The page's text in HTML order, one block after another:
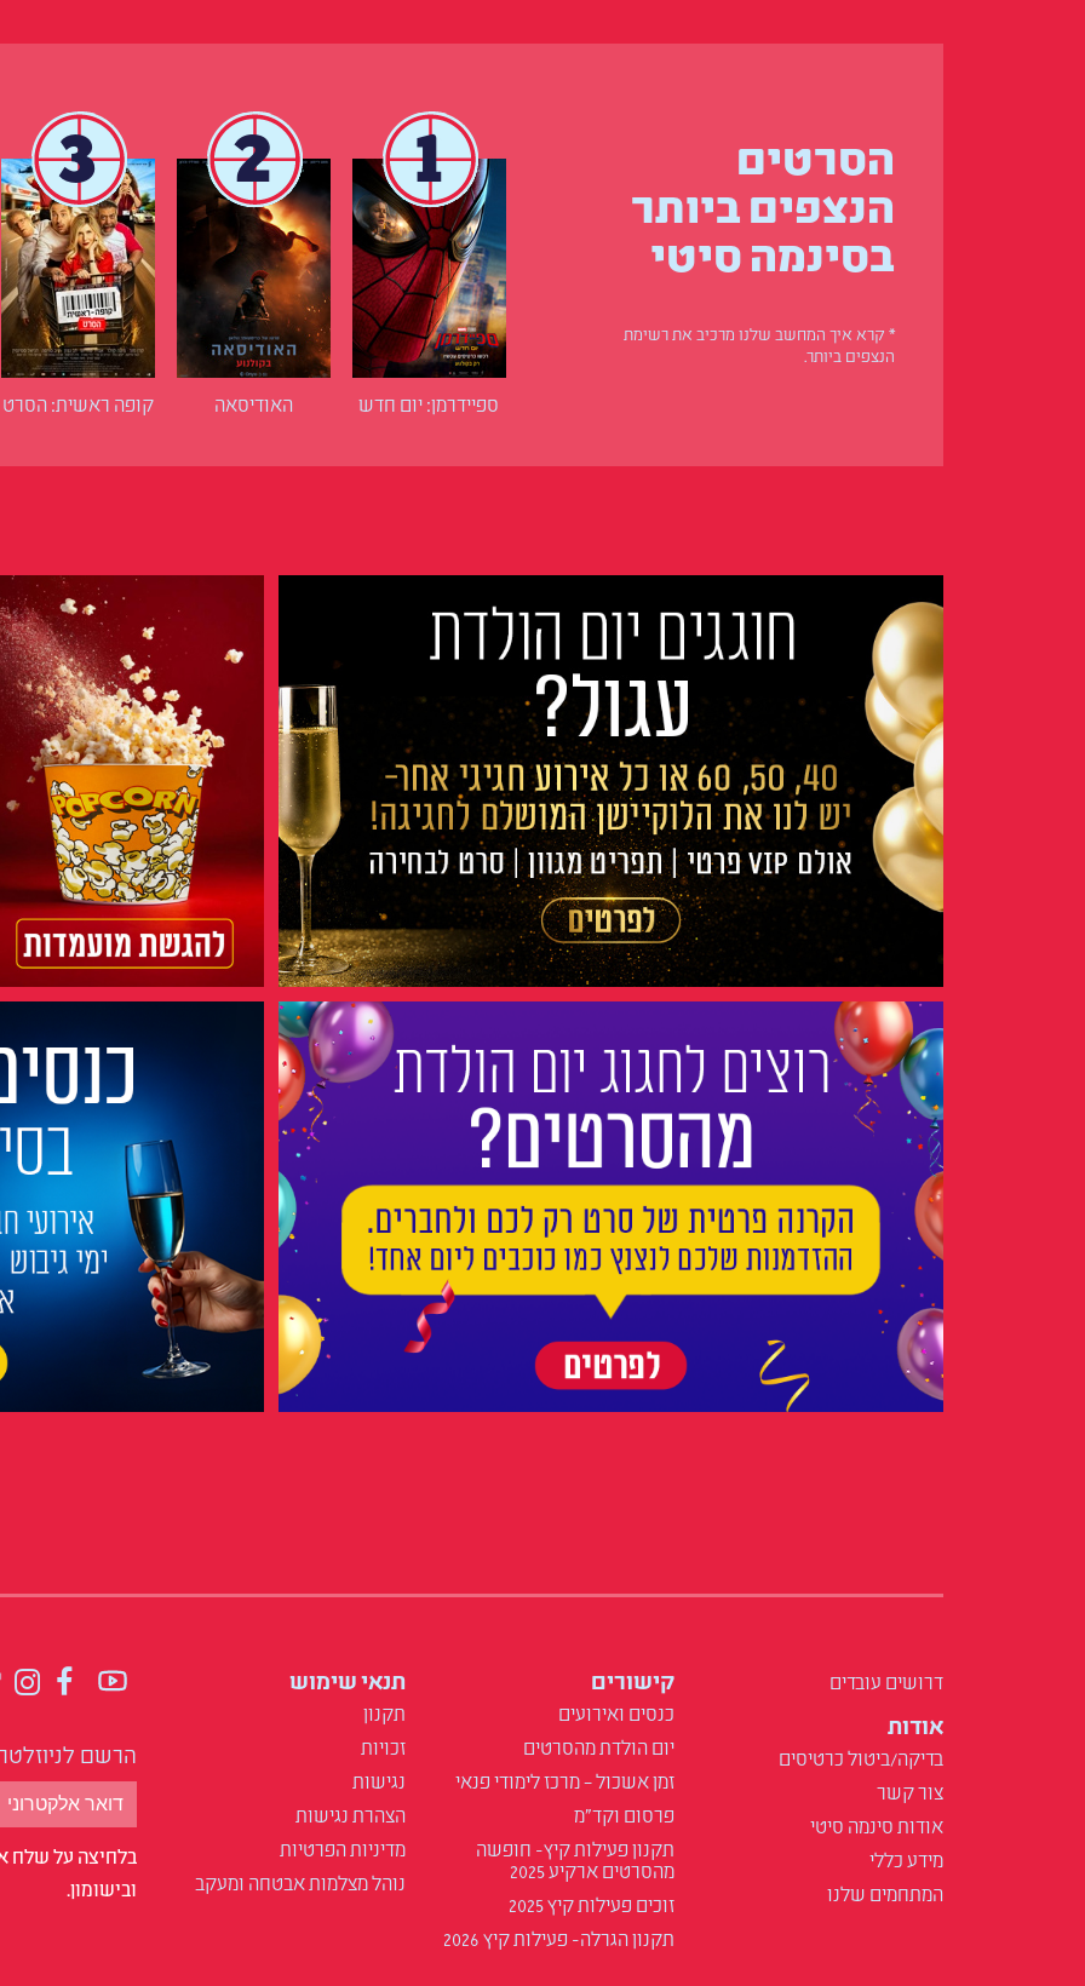
הסרטים
הנצפים ביותר
בסינמה סיטי
* קרא איך המחשב שלנו מרכיב את רשימת
הנצפים ביותר.
1
ספיידרמן: יום חדש
2
האודיסאה
3
קופה ראשית: הסרט
דרושים עובדים
אודות
בדיקה/ביטול כרטיסים
צור קשר
אודות סינמה סיטי
מידע כללי
המתחמים שלנו
קישורים
כנסים ואירועים
יום הולדת מהסרטים
זמן אשכול – מרכז לימודי פנאי
פרסום וקד"מ
תקנון פעילות קיץ- חופשה
מהסרטים ארקיע 2025
זוכים פעילות קיץ 2025
תקנון הגרלה- פעילות קיץ 2026
תנאי שימוש
תקנון
זכויות
נגישות
הצהרת נגישות
מדיניות הפרטיות
נוהל מצלמות אבטחה ומעקב
הרשם
בלחיצה על שלח
ובישומון.